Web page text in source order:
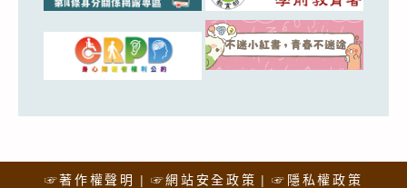
☞著作權聲明 ☞網站安全政策 ☞隱私權政策